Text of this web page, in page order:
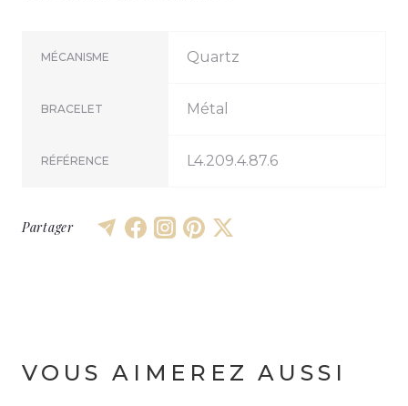
MÉCANISME Quartz
BRACELET Métal
RÉFÉRENCE L4.209.4.87.6
Partager
VOUS AIMEREZ AUSSI